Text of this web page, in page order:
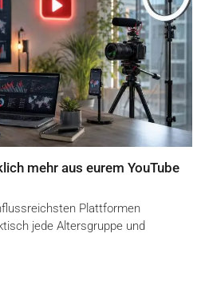
mehr aus eurem YouTube
Plattformen
jede Altersgruppe und